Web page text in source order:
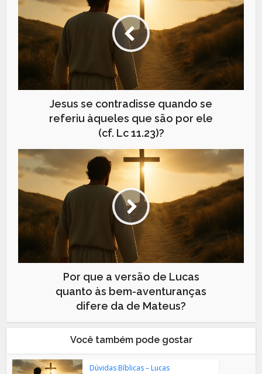
Jesus se contradisse quando se
referiu àqueles que são por ele
(cf. Lc 11.23)?
Por que a versão de Lucas
quanto às bem-aventuranças
difere da de Mateus?
Você também pode gostar
Dúvidas Bíblicas – Lucas